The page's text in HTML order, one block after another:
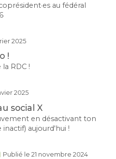
au fédéral
2025
!
RDC !
2025
social X
en désactivant ton
aujourd'hui !
Publié le 21 novembre 2024